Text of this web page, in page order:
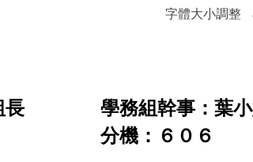
字體大小調整
組長 學務組幹事：葉小
５ 分機：６０６